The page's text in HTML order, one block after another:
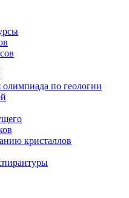
по геологии
кристаллов